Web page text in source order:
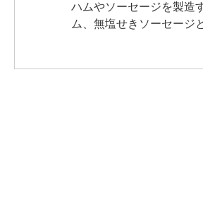
ハムやソーセージを製造
ム、無塩せきソーセージ